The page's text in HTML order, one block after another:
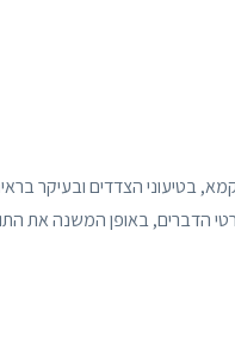
בטיעוני הצדדים ובעיקר
הדברים, באופן המשנה את